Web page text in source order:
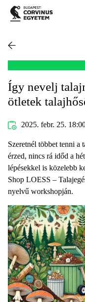
Így nevelj
ötletek
2025. febr. 25.
Szeretnél többet tenni a
érzed, nincs rá időd a
lépésekkel is közelebb
Shop LOESS –
nyelvű workshopján.